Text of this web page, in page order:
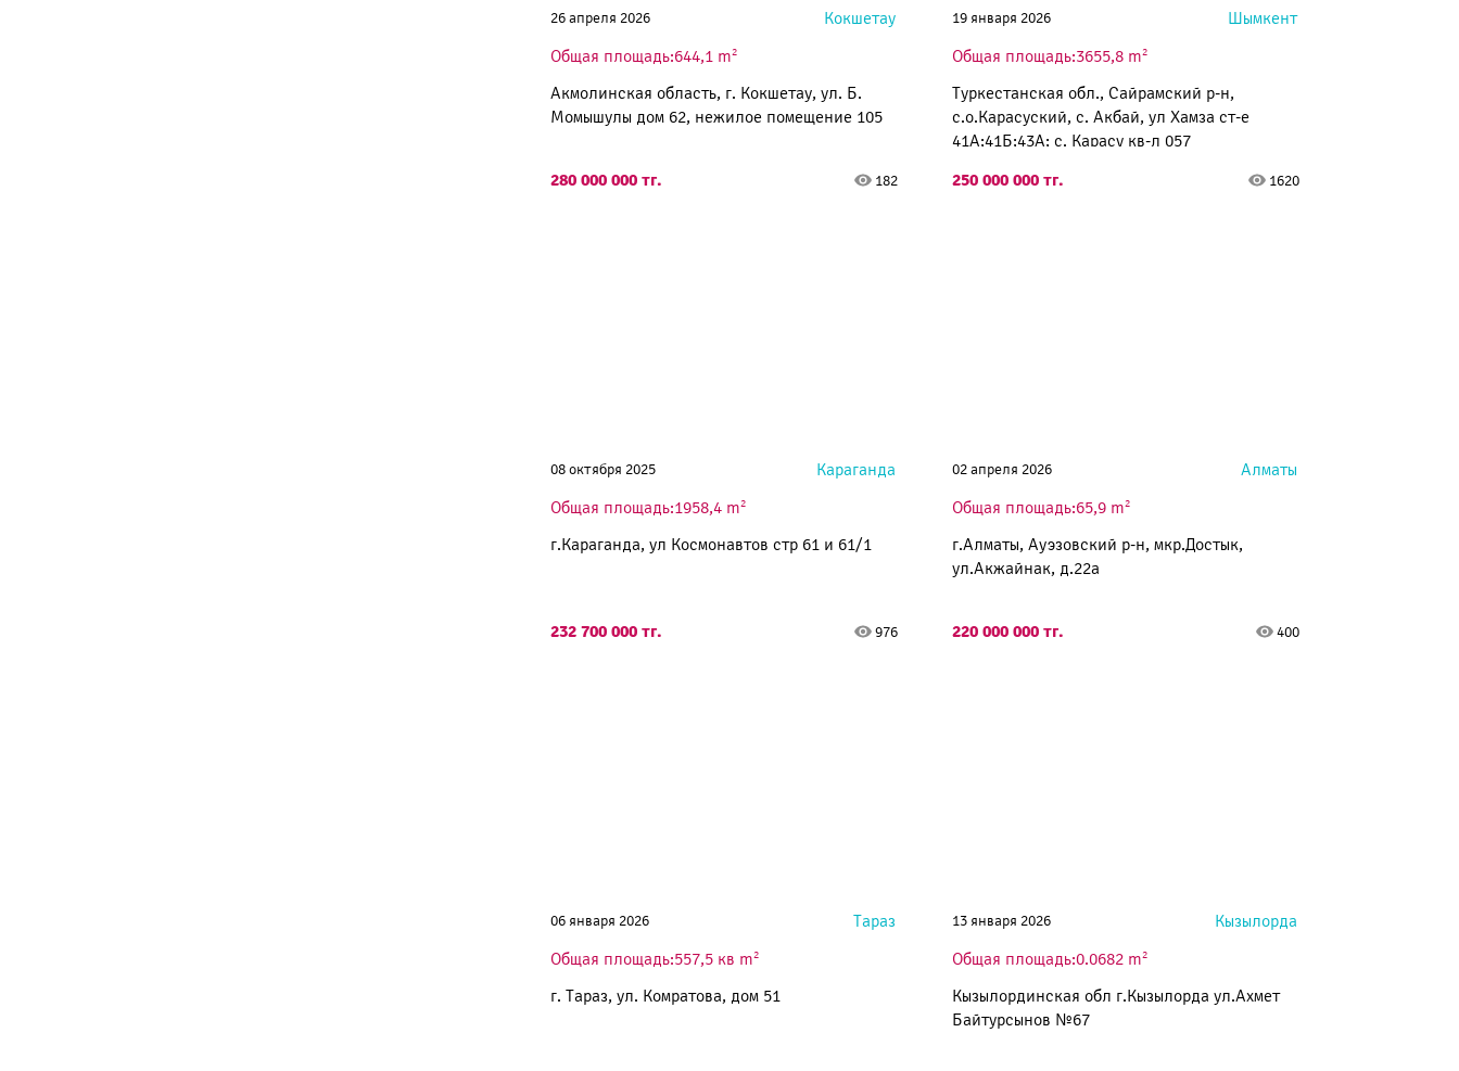
26 апреля 2026
Кокшетау
Общая площадь:644,1 m2
Акмолинская область, г. Кокшетау, ул. Б.
Момышулы дом 62, нежилое помещение 105
280 000 000 тг. 182
19 января 2026
Шымкент
Общая площадь:3655,8 m2
Туркестанская обл., Сайрамский р-н,
с.о.Карасуский, с. Акбай, ул Хамза ст-е
41А;41Б;43А; с. Карасу кв-л 057
250 000 000 тг. 1620
08 октября 2025
Караганда
Общая площадь:1958,4 m2
г.Караганда, ул Космонавтов стр 61 и 61/1
232 700 000 тг. 976
02 апреля 2026
Алматы
Общая площадь:65,9 m2
г.Алматы, Ауэзовский р-н, мкр.Достык,
ул.Акжайнак, д.22а
220 000 000 тг. 400
06 января 2026
Тараз
Общая площадь:557,5 кв m2
г. Тараз, ул. Комратова, дом 51
13 января 2026
Кызылорда
Общая площадь:0.0682 m2
Кызылординская обл г.Кызылорда ул.Ахмет
Байтурсынов №67